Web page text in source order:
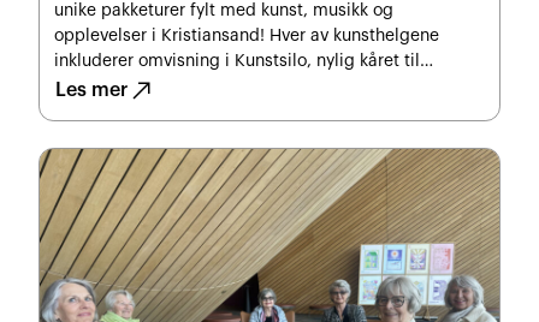
unike pakketurer fylt med kunst, musikk og
opplevelser i Kristiansand! Hver av kunsthelgene
inkluderer omvisning i Kunstsilo, nylig kåret til
verdens vakreste museum, to scenekunstopplevelser i
Les mer north_east